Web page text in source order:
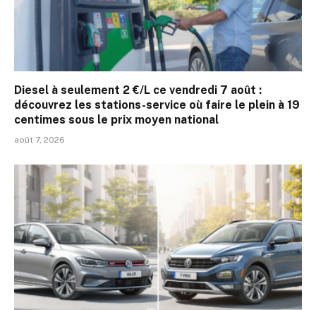
Diesel à seulement 2 €/L ce vendredi 7 août :
découvrez les stations-service où faire le plein à 19
centimes sous le prix moyen national
août 7, 2026